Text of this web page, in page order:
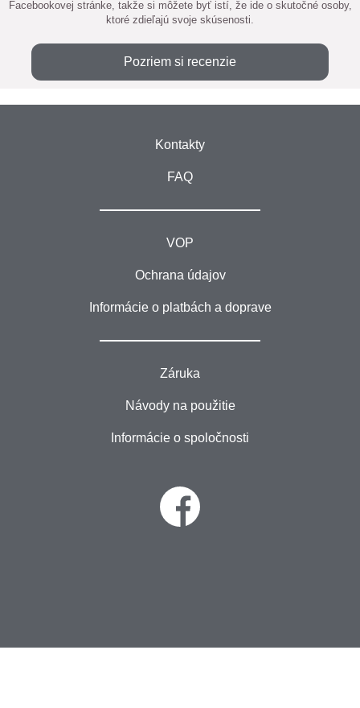
Facebookovej stránke, takže si môžete byť istí, že ide o skutočné osoby,
ktoré zdieľajú svoje skúsenosti.
Pozriem si recenzie
Kontakty
FAQ
VOP
Ochrana údajov
Informácie o platbách a doprave
Záruka
Návody na použitie
Informácie o spoločnosti